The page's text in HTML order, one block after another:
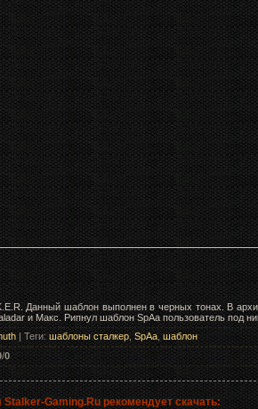
Данный шаблон выполнен в черных тонах. В
и Макс. Рипнул шаблон SpAa пользователь под
| Теги: шаблоны сталкер SpAa шаблон
/0
Stalker-Gaming.Ru рекомендует скачать: